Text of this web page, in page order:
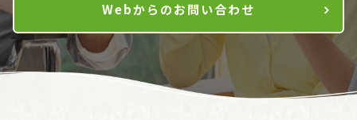
Webからのお問い合わせ